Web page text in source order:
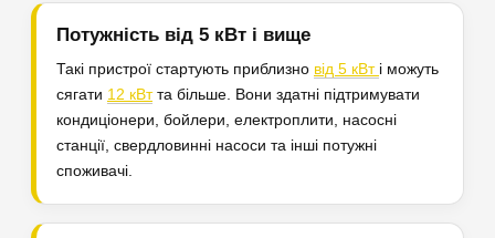
Потужність від 5 кВт і вище
Такі пристрої стартують приблизно від 5 кВт і можуть
сягати 12 кВтта більше. Вони здатні підтримувати
кондиціонери, бойлери, електроплити, насосні
станції, свердловинні насоси та інші потужні
споживачі.